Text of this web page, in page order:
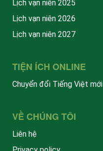
Lịch vạn niên 2025
Lịch vạn niên 2026
Lịch vạn niên 2027
TIỆN ÍCH ONLINE
Chuyển đổi Tiếng Việt mới
VỀ CHÚNG TÔI
Liên hệ